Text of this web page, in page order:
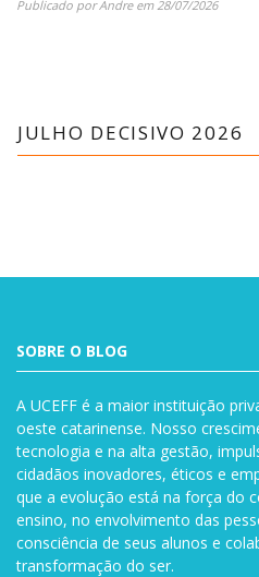
Publicado porAndreem 28/07/2026
JULHO DECISIVO 2026
SOBRE O BLOG
A UCEFF é a maior instituição
oeste catarinense. Nosso
tecnologia e na alta gestão,
cidadãos inovadores, éticos e
que a evolução está na força do
ensino, no envolvimento das
consciência de seus alunos e
transformação do ser.